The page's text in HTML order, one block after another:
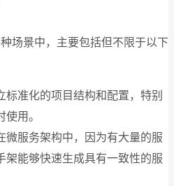
场景中，主要包括但不限于以下
标准化的项目结构和配置，特别
用。
微服务架构中，因为有大量的服
架能够快速生成具有一致性的服